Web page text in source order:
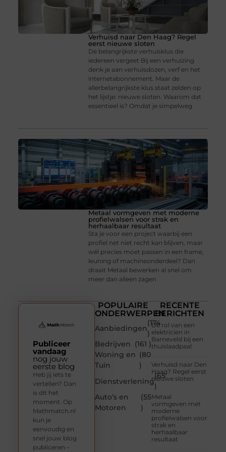
Verhuisd naar Den Haag? Regel
eerst nieuwe sloten
De belangrijkste verhuisklus die
iedereen vergeet Bij een verhuizing
denk je aan verhuisdozen, verf en het
internetabonnement. Maar de
allerbelangrijkste klus staat zelden op
het lijstje: nieuwe sloten. Waarom dat
essentieel is? Omdat je simpelweg
Metaal vormgeven met moderne
profielwalsen voor strak en
herhaalbaar resultaat
Sta je voor een project waarbij een
profiel net niet recht kan blijven, maar
wél precies moet passen in een frame,
leuning of machineonderdeel? Dan
draait Metaal bewerken al snel om
meer dan alleen zagen
POPULAIRE
ONDERWERPEN
Aanbiedingen
(174
)
Bedrijven
(161 )
Woning en
Tuin
(80
)
Dienstverlening
(65
)
Auto’s en
Motoren
(55
)
RECENTE
BERICHTEN
De rol van een
elektricien in
Barneveld bij een
thuislaadpaal
Verhuisd naar Den
Haag? Regel eerst
nieuwe sloten
Metaal
vormgeven met
moderne
profielwalsen voor
strak en
herhaalbaar
resultaat
Publiceer
vandaag
nog jouw
eerste blog
Heb jij iets te
vertellen? Dan
is dit het
moment. Op
Mathmatch.nl
kun je
eenvoudig en
snel jouw blog
publiceren –